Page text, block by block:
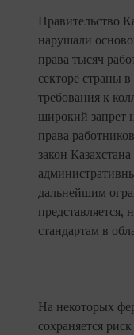
Правительство
нарушали
права тысяч
секторе страны
требования к
широкий запрет
права
закон
дальнейшим
стандартам в
На некоторых
сохраняется